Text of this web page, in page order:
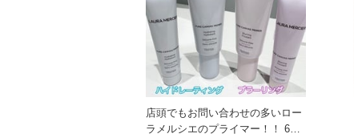
店頭でもお問い合わせの多いロー
ラメルシエのプライマー！！ 6種